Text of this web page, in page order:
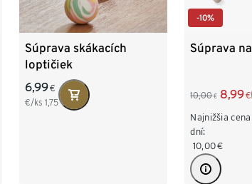
Súprava skákacích
loptičiek
6,99€
€/ks 1,75
-10%
Súprava
10,00 € 8,99€
Najnižšia
dní:
10,00€